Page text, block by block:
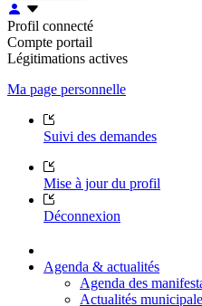
Profil connecté
Compte portail
Légitimations actives
Ma page personnelle
Suivi des demandes
Mise à jour du profil
Déconnexion
Agenda & actualités
Agenda des
Actualités